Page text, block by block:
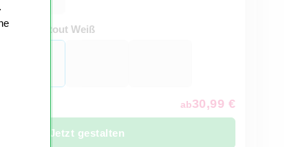
Passepartout Weiß
ab30,99 €
Jetzt gestalten